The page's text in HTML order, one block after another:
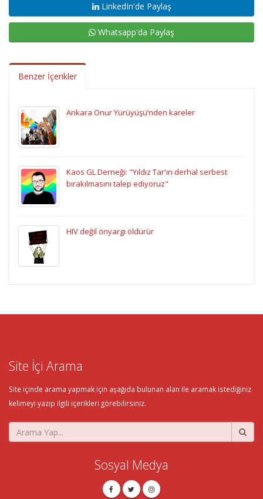
LinkedIn'de Paylaş
Whatsapp'da Paylaş
Benzer İçerikler
Ankara Onur Yürüyüşü’nden kareler
Kaos GL Derneği: "Yıldız Tar'ın derhal serbest
bırakılmasını talep ediyoruz"
HIV değil önyargı öldürür
Site İçi Arama
Site içinde arama yapmak için aşağıda bulunan alan ile aramak istediğiniz
kelimeyi yazıp ilgili içerikleri görebilirsiniz.
Sosyal Medya